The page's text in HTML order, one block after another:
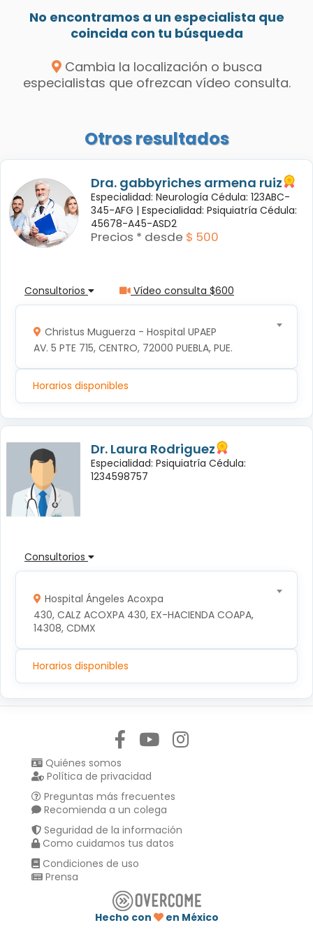
No encontramos a un especialista que
coincida con tu búsqueda
Cambia la localización o busca
especialistas que ofrezcan vídeo consulta.
Otros resultados
Dra. gabbyriches armena ruiz
Especialidad: Neurología Cédula: 123ABC-
345-AFG | Especialidad: Psiquiatría Cédula:
45678-A45-ASD2
Precios * desde $ 500
Consultorios Vídeo consulta $600
Christus Muguerza - Hospital UPAEP
AV. 5 PTE 715, CENTRO, 72000 PUEBLA, PUE.
Horarios disponibles
Dr. Laura Rodriguez
Especialidad: Psiquiatría Cédula:
1234598757
Consultorios
Hospital Ángeles Acoxpa
430, CALZ ACOXPA 430, EX-HACIENDA COAPA,
14308, CDMX
Horarios disponibles
Quiénes somos
Política de privacidad
Preguntas más frecuentes
Recomienda a un colega
Seguridad de la información
Como cuidamos tus datos
Condiciones de uso
Prensa
Hecho con
en México